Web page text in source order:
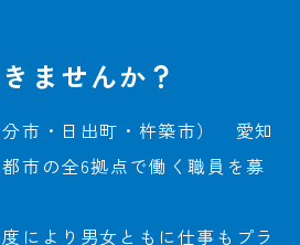
ませんか？
市・日出町・杵築市） 愛知
市の全6拠点で働く職員を募
により男女ともに仕事もプラ